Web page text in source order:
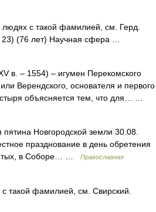
с такой фамилией, см. Герд.
23) (76 лет) Научная сфера …
в. – 1554) – игумен Перекомского
Верендского, основателя и первого
объясняется тем, что для… …
Новгородской земли 30.08.
празднование в день обретения
в Соборе… …
Православная
такой фамилией, см. Свирский.